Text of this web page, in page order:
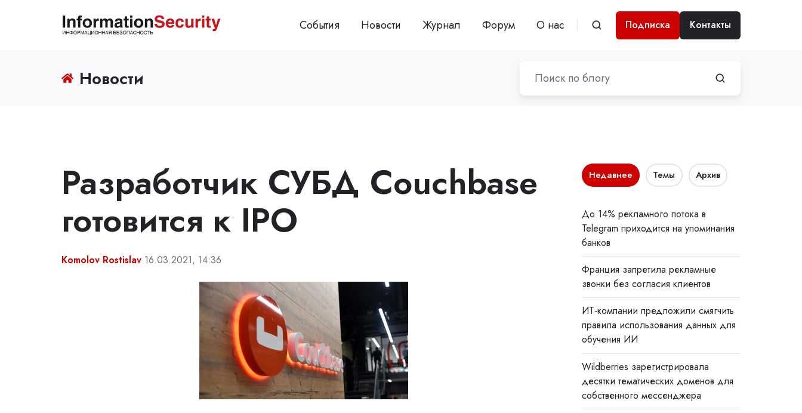
События Новости Журнал Форум О нас Подписка Контакты
Новости
Разработчик СУБД Couchbase
готовится к IPO
Komolov Rostislav 16.03.2021, 14:36
Недавнее Темы Архив
До 14% рекламного потока в
Telegram приходится на упоминания
банков
Франция запретила рекламные
звонки без согласия клиентов
ИТ-компании предложили смягчить
правила использования данных для
обучения ИИ
Wildberries зарегистрировала
десятки тематических доменов для
собственного мессенджера